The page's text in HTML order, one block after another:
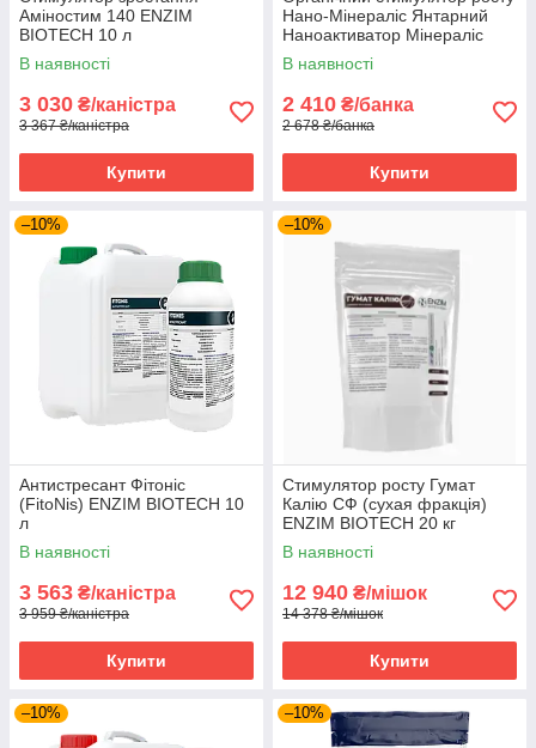
Аміностим 140 ENZIM
BIOTECH 10 л
В наявності
3 030 ₴/каністра
3 367 ₴/каністра
Купити
Нано-Мінераліс Янтарний
Наноактиватор Мінераліс
Україна 1 л
В наявності
2 410 ₴/банка
2 678 ₴/банка
Купити
–10%
Антистресант Фітоніс
(FitoNis) ENZIM BIOTECH 10
л
В наявності
3 563 ₴/каністра
3 959 ₴/каністра
Купити
–10%
Стимулятор росту Гумат
Калію СФ (сухая фракція)
ENZIM BIOTECH 20 кг
В наявності
12 940 ₴/мішок
14 378 ₴/мішок
Купити
–10% –10%